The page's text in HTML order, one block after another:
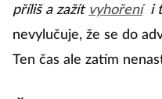
příliš a zažít vyhoření i
nevylučuje, že se do
Ten čas ale zatím